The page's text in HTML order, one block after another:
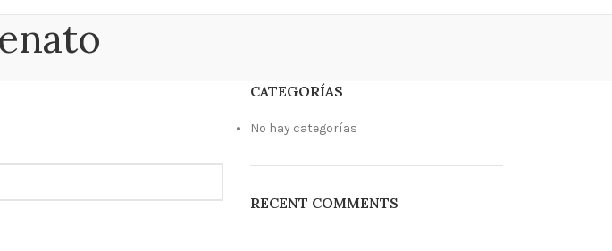
CATEGORÍAS
No hay categorías
RECENT COMMENTS